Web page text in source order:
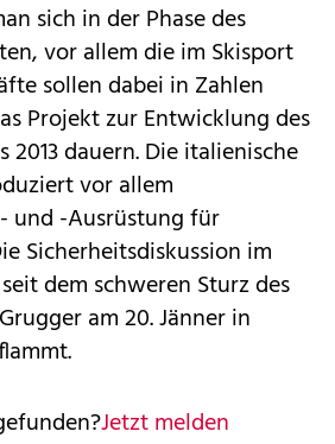
sich in der Phase des
vor allem die im Skisport
sollen dabei in Zahlen
Projekt zur Entwicklung des
2013 dauern. Die italienische
vor allem
und -Ausrüstung für
Sicherheitsdiskussion im
dem schweren Sturz des
am 20. Jänner in
Jetzt melden